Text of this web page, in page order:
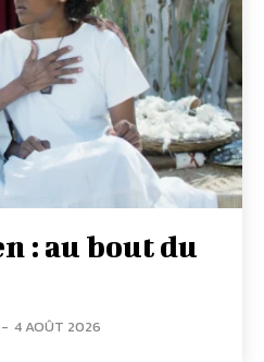
: au bout du
- 4 AOÛT 2026